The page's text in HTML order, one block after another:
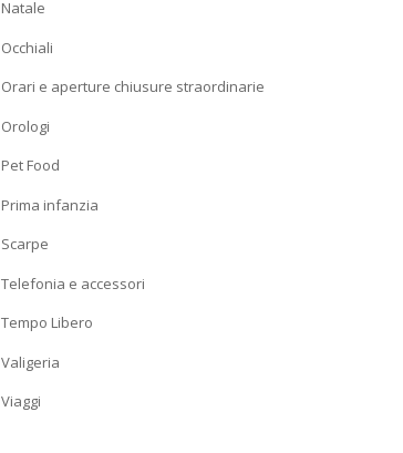
Natale
Occhiali
Orari e aperture chiusure straordinarie
Orologi
Pet Food
Prima infanzia
Scarpe
Telefonia e accessori
Tempo Libero
Valigeria
Viaggi